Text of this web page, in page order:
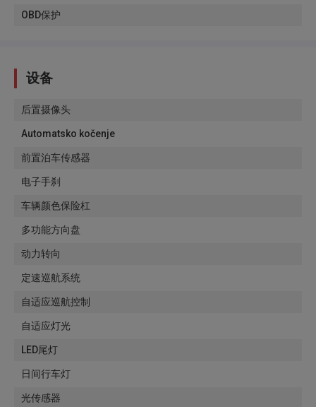
OBD保护
设备
后置摄像头
Automatsko kočenje
前置泊车传感器
电子手刹
车辆颜色保险杠
多功能方向盘
动力转向
定速巡航系统
自适应巡航控制
自适应灯光
LED尾灯
日间行车灯
光传感器